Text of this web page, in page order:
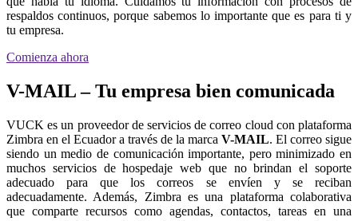
respaldos continuos, porque sabemos lo importante que es para ti y
tu empresa.
Comienza ahora
V-MAIL – Tu empresa bien comunicada
VUCK es un proveedor de servicios de correo cloud con plataforma
Zimbra en el Ecuador a través de la marca V-MAIL. El correo sigue
siendo un medio de comunicación importante, pero minimizado en
muchos servicios de hospedaje web que no brindan el soporte
adecuado para que los correos se envíen y se reciban
adecuadamente. Además, Zimbra es una plataforma colaborativa
que comparte recursos como agendas, contactos, tareas en una